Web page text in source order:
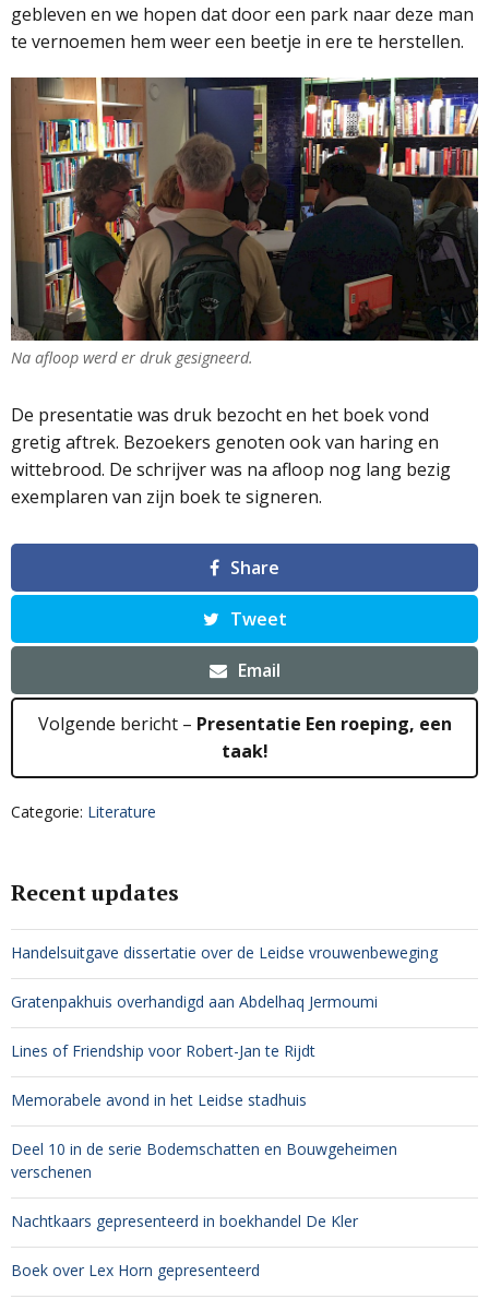
gebleven en we hopen dat door een park naar deze man
te vernoemen hem weer een beetje in ere te herstellen.
Na afloop werd er druk gesigneerd.
De presentatie was druk bezocht en het boek vond
gretig aftrek. Bezoekers genoten ook van haring en
wittebrood. De schrijver was na afloop nog lang bezig
exemplaren van zijn boek te signeren.
Share
Tweet
Email
Volgende bericht – Presentatie Een roeping, een
taak!
Categorie: Literature
Recent updates
Handelsuitgave dissertatie over de Leidse vrouwenbeweging
Gratenpakhuis overhandigd aan Abdelhaq Jermoumi
Lines of Friendship voor Robert-Jan te Rijdt
Memorabele avond in het Leidse stadhuis
Deel 10 in de serie Bodemschatten en Bouwgeheimen
verschenen
Nachtkaars gepresenteerd in boekhandel De Kler
Boek over Lex Horn gepresenteerd